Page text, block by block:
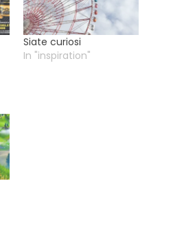
Siate curiosi
In "inspiration"